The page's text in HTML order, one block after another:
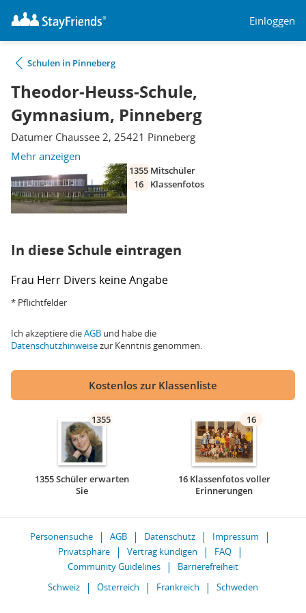
Einloggen
Schulen in Pinneberg
Theodor-Heuss-Schule,
Gymnasium, Pinneberg
Datumer Chaussee 2, 25421 Pinneberg
Mehr anzeigen
1355 Mitschüler
16
Klassenfotos
In diese Schule eintragen
Frau Herr Divers keine Angabe
* Pflichtfelder
Ich akzeptiere dieAGB und habe die
Datenschutzhinweisezur Kenntnis genommen.
Kostenlos zur Klassenliste
1355
1355 Schüler erwarten
Sie
16
16 Klassenfotos voller
Erinnerungen
Personensuche AGB Datenschutz
Impressum
Privatsphäre
Vertrag kündigen
FAQ
Community Guidelines
Barrierefreiheit
Schweiz
Österreich Frankreich Schweden